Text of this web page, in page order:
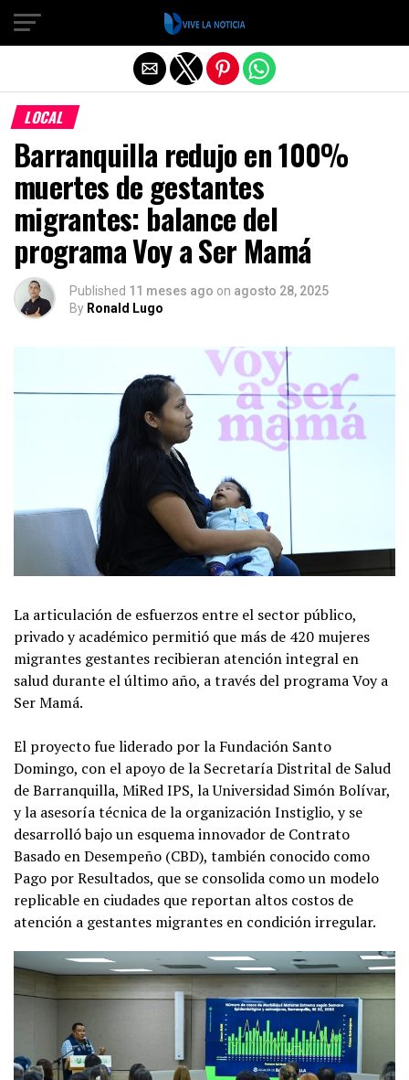
LOCAL
Barranquilla redujo en 100%
muertes de gestantes
migrantes: balance del
programa Voy a Ser Mamá
Published 11 meses ago on agosto 28, 2025
By Ronald Lugo
La articulación de esfuerzos entre el sector público,
privado y académico permitió que más de 420 mujeres
migrantes gestantes recibieran atención integral en
salud durante el último año, a través del programa Voy a
Ser Mamá.
El proyecto fue liderado por la Fundación Santo
Domingo, con el apoyo de la Secretaría Distrital de Salud
de Barranquilla, MiRed IPS, la Universidad Simón Bolívar,
y la asesoría técnica de la organización Instiglio, y se
desarrolló bajo un esquema innovador de Contrato
Basado en Desempeño (CBD), también conocido como
Pago por Resultados, que se consolida como un modelo
replicable en ciudades que reportan altos costos de
atención a gestantes migrantes en condición irregular.
Salir de la versión móvil